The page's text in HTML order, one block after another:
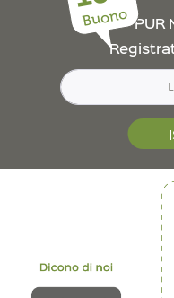
Buono PUR